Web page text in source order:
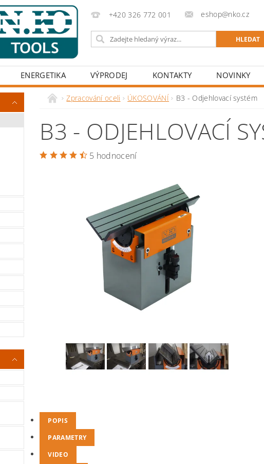
+420 326 772 001 eshop@nko.cz
ENERGETIKA VÝPRODEJ KONTAKTY NOVINKY
Zpracování oceli ÚKOSOVÁNÍ B3 - Odjehlovací systém
B3 - ODJEHLOVACÍ
5 hodnocení
POPIS
PARAMETRY
VIDEO